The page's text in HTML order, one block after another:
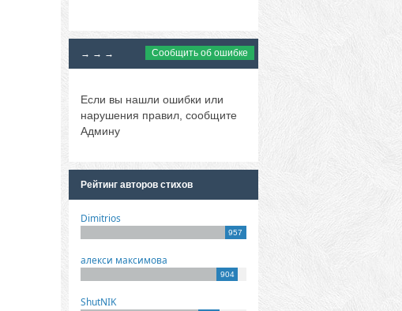
→ → → Сообщить об ошибке
Если вы нашли ошибки или
нарушения правил, сообщите
Админу
Рейтинг авторов стихов
Dimitrios
957
алекси максимова
904
ShutNIK